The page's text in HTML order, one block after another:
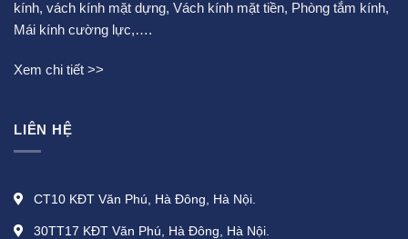
kính, vách kính mặt dựng, Vách kính mặt tiền, Phòng tắm kính,
Mái kính cường lực,….
Xem chi tiết >>
LIÊN HỆ
CT10 KĐT Văn Phú, Hà Đông, Hà Nội.
30TT17 KĐT Văn Phú, Hà Đông, Hà Nội.